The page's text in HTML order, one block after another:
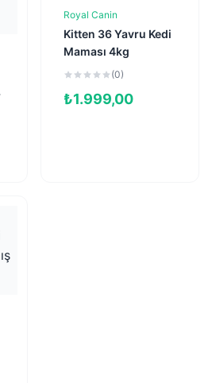
Sepete Ekle
Royal Canin
Kitten 36 Yavru Kedi
Maması 4kg
(0)
₺1.999,00